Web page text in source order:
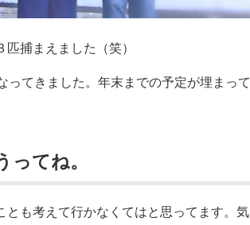
捕まえました（笑）
てきました。年末までの予定が埋まって
ってね。
も考えて行かなくてはと思ってます。気